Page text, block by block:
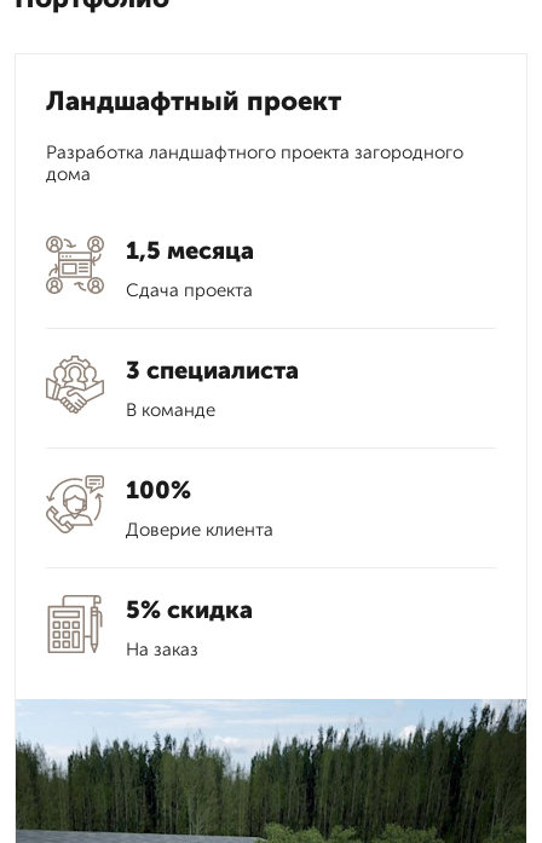
Ландшафтный проект
Разработка ландшафтного проекта загородного
дома
1,5 месяца
Сдача проекта
3 специалиста
В команде
100%
Доверие клиента
5% скидка
На заказ